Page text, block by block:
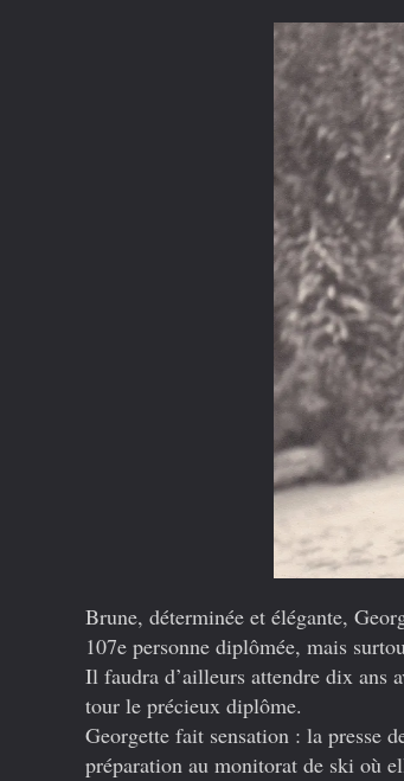
Brune, déterminée et élégante,
107e personne diplômée, mais
Il faudra d’ailleurs attendre dix ans
tour le précieux diplôme.
Georgette fait sensation : la presse
préparation au monitorat de ski où